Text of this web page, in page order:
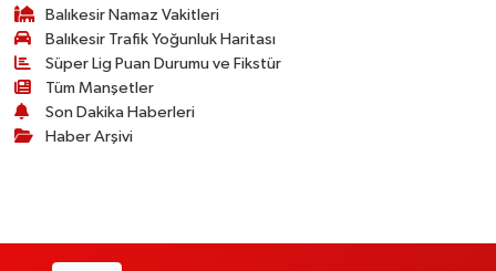
Balıkesir Namaz Vakitleri
Balıkesir Trafik Yoğunluk Haritası
Süper Lig Puan Durumu ve Fikstür
Tüm Manşetler
Son Dakika Haberleri
Haber Arşivi